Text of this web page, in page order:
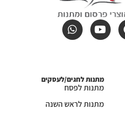
מתנות לחגים/לעסקים
מתנות לפסח
מתנות לראש השנה